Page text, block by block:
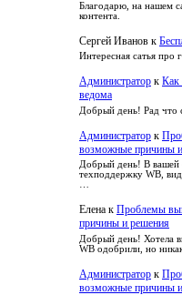
Благодарю, на нашем
контента.
Сергей Иванов к
Интересная сатья про
Администратор к Как
ведома
Добрый день! Рад что
Администратор к
возможные причины
Добрый день! В вашей
техподдержку WB,
…
Елена к Проблемы
причины и решения
Добрый день! Хотела
WB одобрили, но
Администратор к
возможные причины